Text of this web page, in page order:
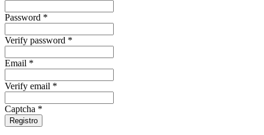
Password *
Verify password *
Email *
Verify email *
Captcha *
Registro